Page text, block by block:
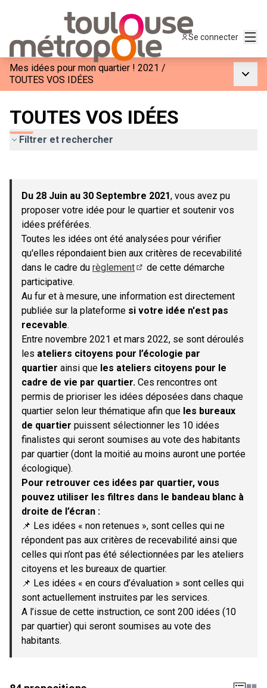
Se connecter
Mes idées pour mon quartier ! 2021 /
TOUTES VOS IDÉES
TOUTES VOS IDÉES
Filtrer et rechercher
−
Du 28 Juin au 30 Septembre 2021, vous avez pu
proposer votre idée pour le quartier et soutenir vos
idées préférées.
Toutes les idées ont été analysées pour vérifier
qu'elles répondaient bien aux critères de recevabilité
dans le cadre du règlement
de cette démarche
participative.
Au fur et à mesure, une information est directement
publiée sur la plateforme si votre idée n'est pas
recevable.
Entre novembre 2021 et mars 2022, se sont déroulés
les ateliers citoyens pour l’écologie par
quartier ainsi que les ateliers citoyens pour le
cadre de vie par quartier. Ces rencontres ont
permis de prioriser les idées déposées dans chaque
quartier selon leur thématique afin que les bureaux
de quartier puissent sélectionner les 10 idées
finalistes qui seront soumises au vote des habitants
par quartier (dont la moitié au moins auront une portée
écologique).
Pour retrouver ces idées par quartier, vous
pouvez utiliser les filtres dans le bandeau blanc à
droite de l’écran :
📌 Les idées « non retenues », sont celles qui ne
répondent pas aux critères de recevabilité ainsi que
celles qui n’ont pas été sélectionnées par les ateliers
citoyens et les bureaux de quartier.
📌 Les idées « en cours d’évaluation » sont celles qui
sont actuellement instruites par les services.
A l’issue de cette instruction, ce sont 200 idées (10
par quartier) qui seront soumises au vote des
habitants.